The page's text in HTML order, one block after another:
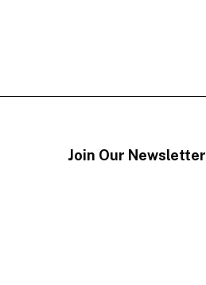
Join Our Newsletter